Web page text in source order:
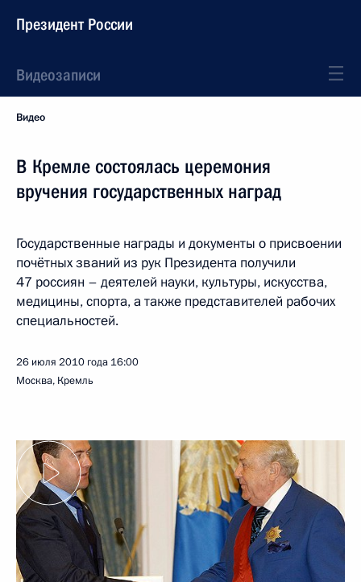
Президент России
Видеозаписи
Видео
В Кремле состоялась церемония
вручения государственных наград
Государственные награды и документы о присвоении
почётных званий из рук Президента получили
47 россиян – деятелей науки, культуры, искусства,
медицины, спорта, а также представителей рабочих
специальностей.
26 июля 2010 года 16:00
Москва, Кремль